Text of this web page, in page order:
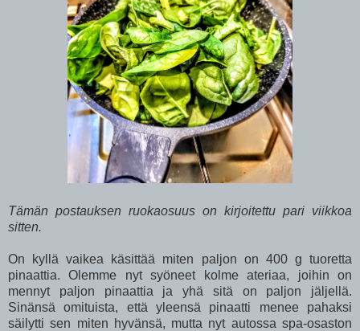
Tämän postauksen ruokaosuus on kirjoitettu pari viikkoa
sitten.
On kyllä vaikea käsittää miten paljon on 400 g tuoretta
pinaattia. Olemme nyt syöneet kolme ateriaa, joihin on
mennyt paljon pinaattia ja yhä sitä on paljon jäljellä.
Sinänsä omituista, että yleensä pinaatti menee pahaksi
säilytti sen miten hyvänsä, mutta nyt autossa spa-osaston